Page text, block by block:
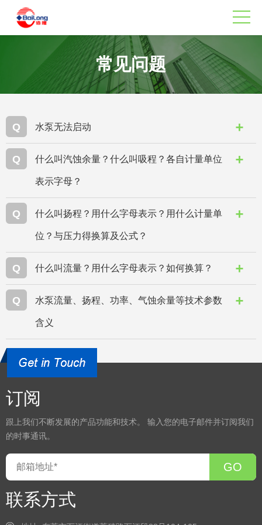
常见问题
Q 水泵无法启动
Q 什么叫汽蚀余量？什么叫吸程？各自计量单位
表示字母？
Q 什么叫扬程？用什么字母表示？用什么计量单
位？与压力得换算及公式？
Q 什么叫流量？用什么字母表示？如何换算？
Q 水泵流量、扬程、功率、气蚀余量等技术参数
含义
订阅
跟上我们不断发展的产品功能和技术。 输入您的电子邮件并订阅我们
的时事通讯。
GO
联系方式